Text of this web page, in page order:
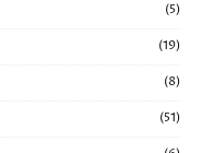
(5)
(19)
(8)
(51)